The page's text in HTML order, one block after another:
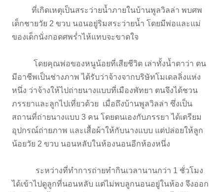
ที่เกิดเหตุเป็นสระว่ายน้ำภายในบ้านพูลวิลล่า พบศพ
เด็กชายวัย 2 ขวบ นอนอยู่ริมสระว่ายน้ำ โดยมีพ่อและแม่
ของเด็กนั่งกอดศพร่ำไห้แทบจะขาดใจ
โดยคุณพ่อของหนูน้อยที่เสียชีวิต เล่าทั้งน้ำตาว่า ตน
มีอาชีพเป็นช่างภาพ ได้รับว่าจ้างจากบริษัทโมเดลลิ่งแห่ง
หนึ่ง ว่าจ้างให้ไปถ่ายนางแบบที่เมืองพัทยา ตนจึงได้ชวน
ภรรยาและลูกไปเที่ยวด้วย เมื่อถึงบ้านพูลวิลล่า ซึ่งเป็น
สถานที่ถ่ายนางแบบ 3 คน โดยตนเองกับภรรยา ได้เตรียม
อุปกรณ์ถ่ายภาพ และเสื้อผ้าให้กับนางแบบ แต่ปล่อยให้ลูก
น้อยวัย 2 ขวบ นอนหลับในห้องนอนอีกห้องหนึ่ง
ระหว่างที่ทำการถ่ายทำกินเวลานานกว่า 1 ชั่วโมง
ได้เข้าไปดูลูกที่นอนหลับ แต่ไม่พบลูกนอนอยู่ในห้อง จึงออก